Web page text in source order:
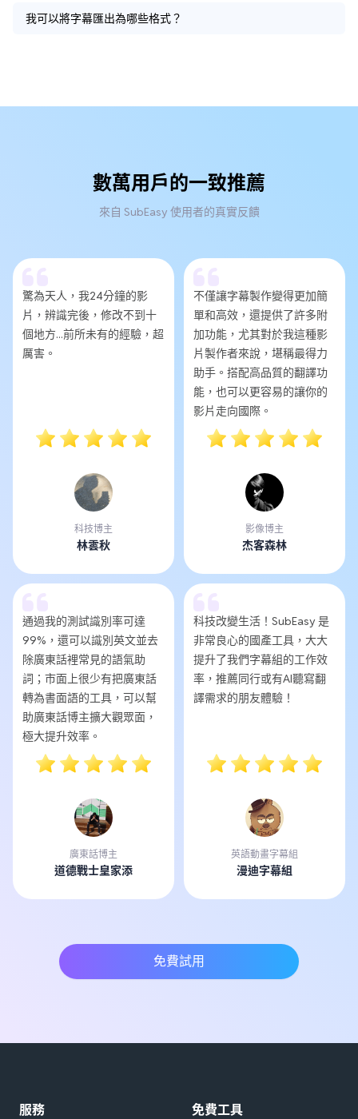
我可以將字幕匯出為哪些格式？
數萬用戶的一致推薦
來自 SubEasy 使用者的真實反饋
驚為天人，我24分鐘的影
片，辨識完後，修改不到十
個地方...前所未有的經驗，超
厲害。
科技博主
林雲秋
不僅讓字幕製作變得更加簡
單和高效，還提供了許多附
加功能，尤其對於我這種影
片製作者來說，堪稱最得力
助手。搭配高品質的翻譯功
能，也可以更容易的讓你的
影片走向國際。
影像博主
杰客森林
通過我的測試識別率可達
99%，還可以識別英文並去
除廣東話裡常見的語氣助
詞；市面上很少有把廣東話
轉為書面語的工具，可以幫
助廣東話博主擴大觀眾面，
極大提升效率。
廣東話博主
道德戰士皇家添
科技改變生活！SubEasy 是
非常良心的國產工具，大大
提升了我們字幕組的工作效
率，推薦同行或有AI聽寫翻
譯需求的朋友體驗！
英語動畫字幕組
漫迪字幕組
免費試用
服務 免費工具